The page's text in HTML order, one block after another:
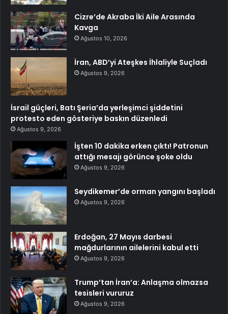
Cizre’de Akraba İki Aile Arasında
Kavga
Ağustos 10, 2026
İran, ABD’yi Ateşkes İhlaliyle Suçladı
Ağustos 9, 2026
İsrail güçleri, Batı Şeria’da yerleşimci şiddetini
protesto eden gösteriye baskın düzenledi
Ağustos 9, 2026
İşten 10 dakika erken çıktı! Patronun
attığı mesajı görünce şoke oldu
Ağustos 9, 2026
Seydikemer’de orman yangını başladı
Ağustos 9, 2026
Erdoğan, 27 Mayıs darbesi
mağdurlarının ailelerini kabul etti
Ağustos 9, 2026
Trump’tan İran’a: Anlaşma olmazsa
tesisleri vururuz
Ağustos 9, 2026